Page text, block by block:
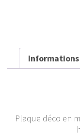
Plaque déco en